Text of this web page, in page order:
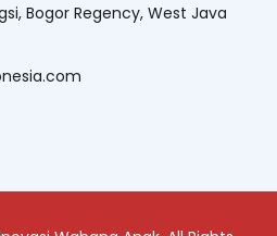
Bogor Regency, West Java